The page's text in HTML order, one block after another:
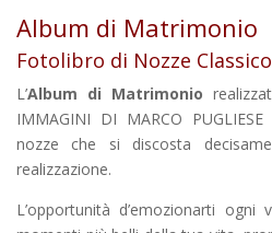
Album di Matrimonio
Fotolibro di Nozze
L’Album di Matrimonio
IMMAGINI DI MARCO
nozze che si discosta
realizzazione.
L’opportunità d’emozionarti